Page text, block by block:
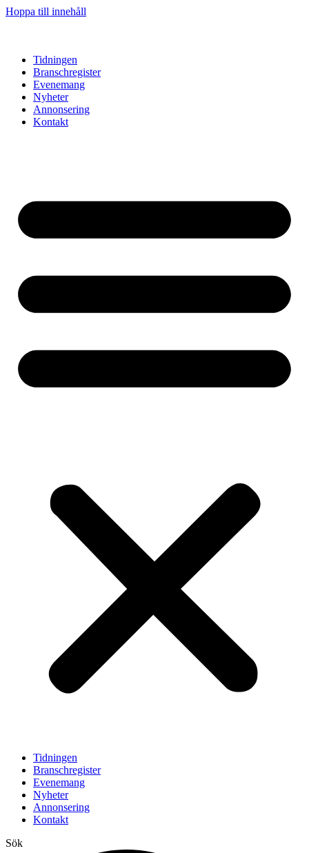
Hoppa till innehåll
Tidningen
Branschregister
Evenemang
Nyheter
Annonsering
Kontakt
Tidningen
Branschregister
Evenemang
Nyheter
Annonsering
Kontakt
Sök